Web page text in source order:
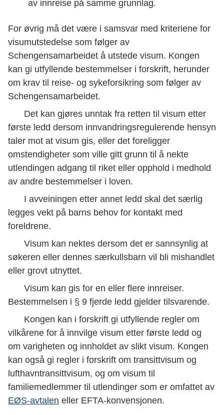
av innreise på samme grunnlag.
For øvrig må det være i samsvar med kriteriene for
visumutstedelse som følger av
Schengensamarbeidet å utstede visum. Kongen
kan gi utfyllende bestemmelser i forskrift, herunder
om krav til reise- og sykeforsikring som følger av
Schengensamarbeidet.
Det kan gjøres unntak fra retten til visum etter
første ledd dersom innvandringsregulerende hensyn
taler mot at visum gis, eller det foreligger
omstendigheter som ville gitt grunn til å nekte
utlendingen adgang til riket eller opphold i medhold
av andre bestemmelser i loven.
I avveiningen etter annet ledd skal det særlig
legges vekt på barns behov for kontakt med
foreldrene.
Visum kan nektes dersom det er sannsynlig at
søkeren eller dennes særkullsbarn vil bli mishandlet
eller grovt utnyttet.
Visum kan gis for en eller flere innreiser.
Bestemmelsen i § 9 fjerde ledd gjelder tilsvarende.
Kongen kan i forskrift gi utfyllende regler om
vilkårene for å innvilge visum etter første ledd og
om varigheten og innholdet av slikt visum. Kongen
kan også gi regler i forskrift om transittvisum og
lufthavntransittvisum, og om visum til
familiemedlemmer til utlendinger som er omfattet av
EØS-avtalen eller EFTA-konvensjonen.